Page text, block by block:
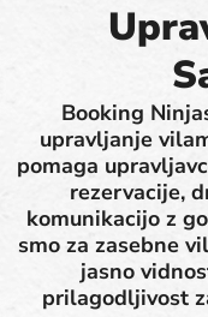
Booking
upravljanje
pomaga
rezervacije,
komunikacijo z
smo za zasebne
jasno
prilagodljivost